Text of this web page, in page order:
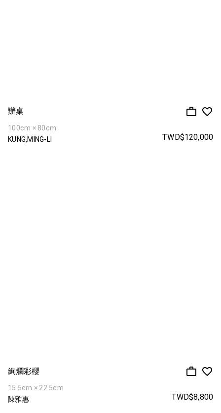
辦桌
100cm × 80cm
KUNG,MING-LI
TWD$120,000
絢爛彩櫻
15.5cm × 22.5cm
陳雅惠
TWD$8,800